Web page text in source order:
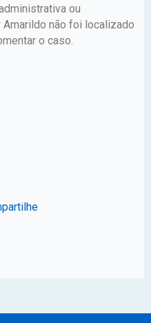
ou
não foi localizado
o caso.